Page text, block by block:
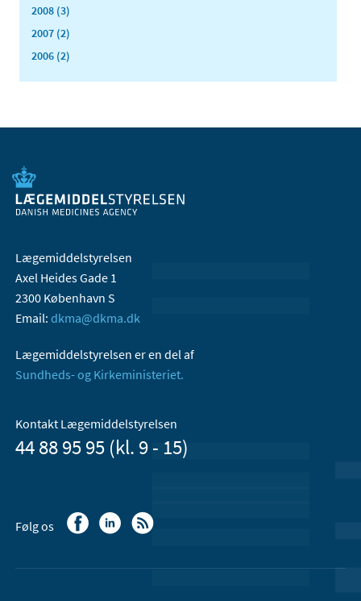
2008 (3)
2007 (2)
2006 (2)
Lægemiddelstyrelsen
Axel Heides Gade 1
2300 København S
Email: dkma@dkma.dk
Lægemiddelstyrelsen er en del af
Sundheds- og Kirkeministeriet.
Kontakt Lægemiddelstyrelsen
44 88 95 95 (kl. 9 - 15)
Følg os